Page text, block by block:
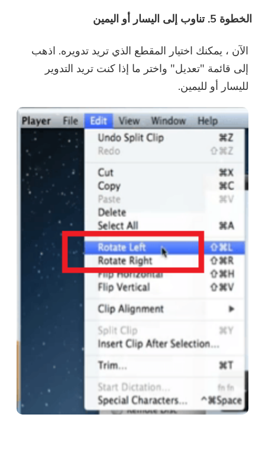
الخطوة 5. تناوب إلى اليسار أو اليمين
الآن ، يمكنك اختيار المقطع الذي تريد تدويره. اذهب
إلى قائمة "تعديل" واختر ما إذا كنت تريد التدوير
لليسار أو لليمين.